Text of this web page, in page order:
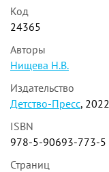
Код
24365
Авторы
Нищева Н.В.
Издательство
Детство-Пресс, 2022
ISBN
978-5-90693-773-5
Страниц